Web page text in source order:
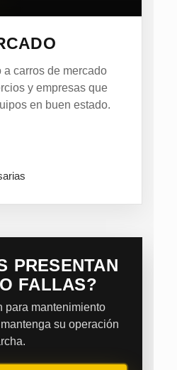
carros de mercado
y empresas que
en buen estado.
PRESENTAN
FALLAS?
para mantenimiento
su operación